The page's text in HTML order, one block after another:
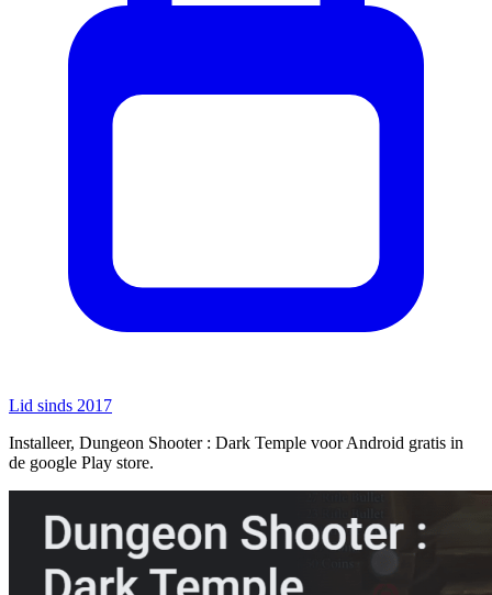
Lid sinds 2017
Installeer, Dungeon Shooter : Dark Temple voor Android gratis in
de google Play store.